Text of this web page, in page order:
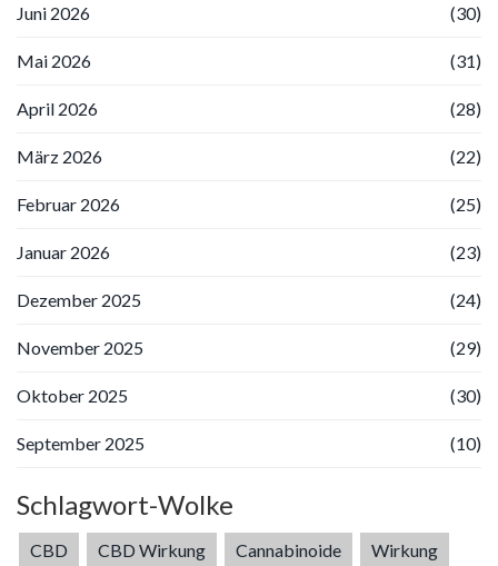
Juni 2026 (30)
Mai 2026 (31)
April 2026 (28)
März 2026 (22)
Februar 2026 (25)
Januar 2026 (23)
Dezember 2025 (24)
November 2025 (29)
Oktober 2025 (30)
September 2025 (10)
Schlagwort-Wolke
CBD CBD Wirkung Cannabinoide Wirkung